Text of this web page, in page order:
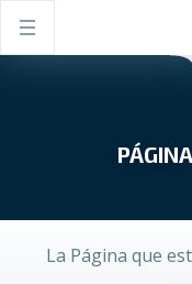
La Página que